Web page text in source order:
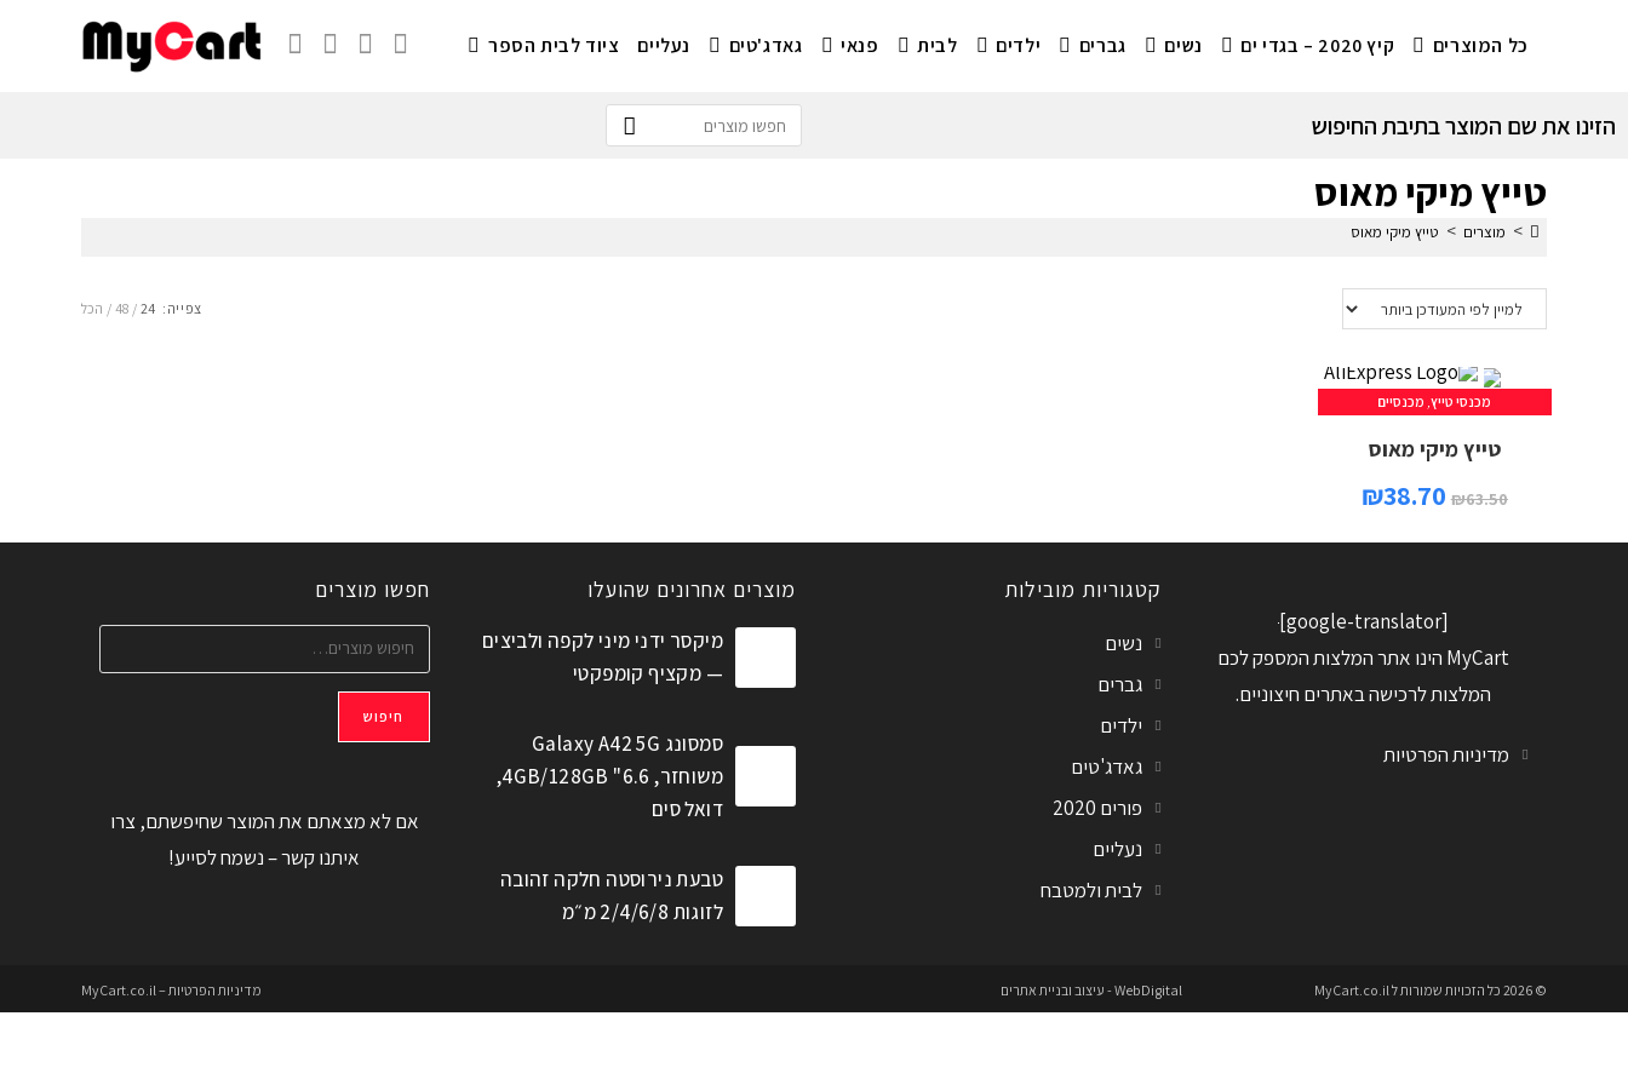
כל המוצרים קיץ 2020 – בגדי ים נשים גברים ילדים לבית פנאי גאדג'טים נעליים ציוד לבית הספר
הזינו את שם המוצר בתיבת החיפוש
טייץ מיקי מאוס
> מוצרים > טייץ מיקי מאוס
צפייה: 24
48 הכל
מכנסי טייץ, מכנסיים
טייץ מיקי מאוס
₪63.50
₪38.70
[google-translator]
MyCart הינו אתר המלצות המספק לכם
המלצות לרכישה באתרים חיצוניים.
מדיניות הפרטיות
קטגוריות מובילות
נשים
גברים
ילדים
גאדג'טים
פורים 2020
נעליים
לבית ולמטבח
מוצרים אחרונים שהועלו
מיקסר ידני מיני לקפה ולביצים
— מקציף קומפקטי
סמסונג Galaxy A42 5G
משוחזר, 6.6" 4GB/128GB,
דואל סים
טבעת נירוסטה חלקה זהובה
לזוגות 2/4/6/8 מ״מ
חפשו מוצרים
חיפוש
אם לא מצאתם את המוצר שחיפשתם, צרו
איתנו קשר – נשמח לסייע!
מדיניות הפרטיות – MyCart.co.il © 2026 כל הזכויות שמורות ל WebDigital- עיצוב ובניית אתרים